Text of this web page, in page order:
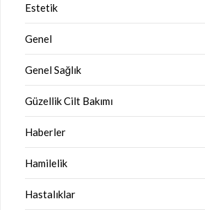
Estetik
Genel
Genel Sağlık
Güzellik Cilt Bakımı
Haberler
Hamilelik
Hastalıklar